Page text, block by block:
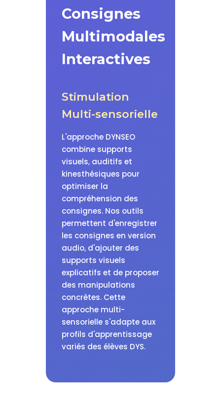
Consignes
Multimodales
Interactives
Stimulation
Multi-sensorielle
L'approche DYNSEO
combine supports
visuels, auditifs et
kinesthésiques pour
optimiser la
compréhension des
consignes. Nos outils
permettent d'enregistrer
les consignes en version
audio, d'ajouter des
supports visuels
explicatifs et de proposer
des manipulations
concrètes. Cette
approche multi-
sensorielle s'adapte aux
profils d'apprentissage
variés des élèves DYS.